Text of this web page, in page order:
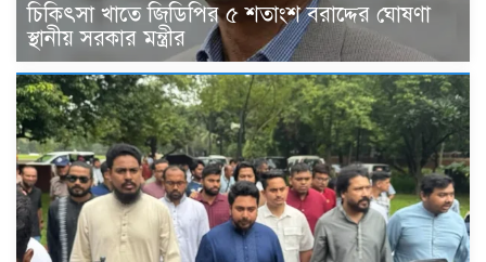
চিকিৎসা খাতে জিডিপির ৫ শতাংশ বরাদ্দের ঘোষণা
স্থানীয় সরকার মন্ত্রীর